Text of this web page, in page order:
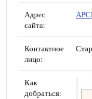
Адрес
сайта:
Контактное
лицо:
Как
добраться: